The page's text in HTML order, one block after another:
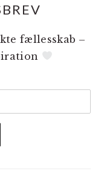
fællesskab –